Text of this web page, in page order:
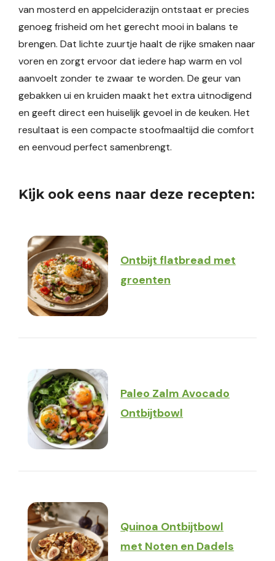
van mosterd en appelciderazijn ontstaat er precies
genoeg frisheid om het gerecht mooi in balans te
brengen. Dat lichte zuurtje haalt de rijke smaken naar
voren en zorgt ervoor dat iedere hap warm en vol
aanvoelt zonder te zwaar te worden. De geur van
gebakken ui en kruiden maakt het extra uitnodigend
en geeft direct een huiselijk gevoel in de keuken. Het
resultaat is een compacte stoofmaaltijd die comfort
en eenvoud perfect samenbrengt.
Kijk ook eens naar deze recepten:
Ontbijt flatbread met
groenten
Paleo Zalm Avocado
Ontbijtbowl
Quinoa Ontbijtbowl
met Noten en Dadels